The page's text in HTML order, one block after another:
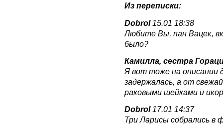
Из переписки:
Dobrol15.01 18:38
Любите Вы, пан Вацек,
было?
Камилла, сестра
Я вот тоже на описании
задержалась, а от
раковыми шейками и
Dobrol17.01 14:37
Три Ларисы собрались в